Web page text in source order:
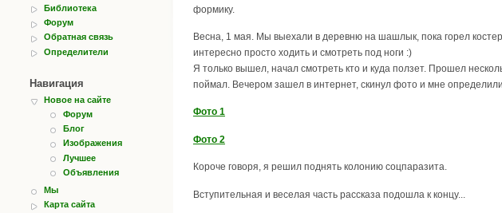
Библиотека
Форум
Обратная связь
Определители
Навигация
Новое на сайте
Форум
Блог
Изображения
Лучшее
Объявления
Мы
Карта сайта
формику.
Весна, 1 мая. Мы выехали в деревню на шашлык, пока горел
интересно просто ходить и смотреть под ноги :)
Я только вышел, начал смотреть кто и куда ползет. Прошел
поймал. Вечером зашел в интернет, скинул фото и мне
Фото 1
Фото 2
Короче говоря, я решил поднять колонию соцпаразита.
Вступительная и веселая часть рассказа подошла к концу...